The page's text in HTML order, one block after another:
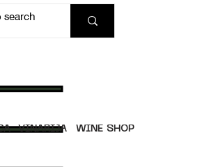
VINARIJA WINE SHOP